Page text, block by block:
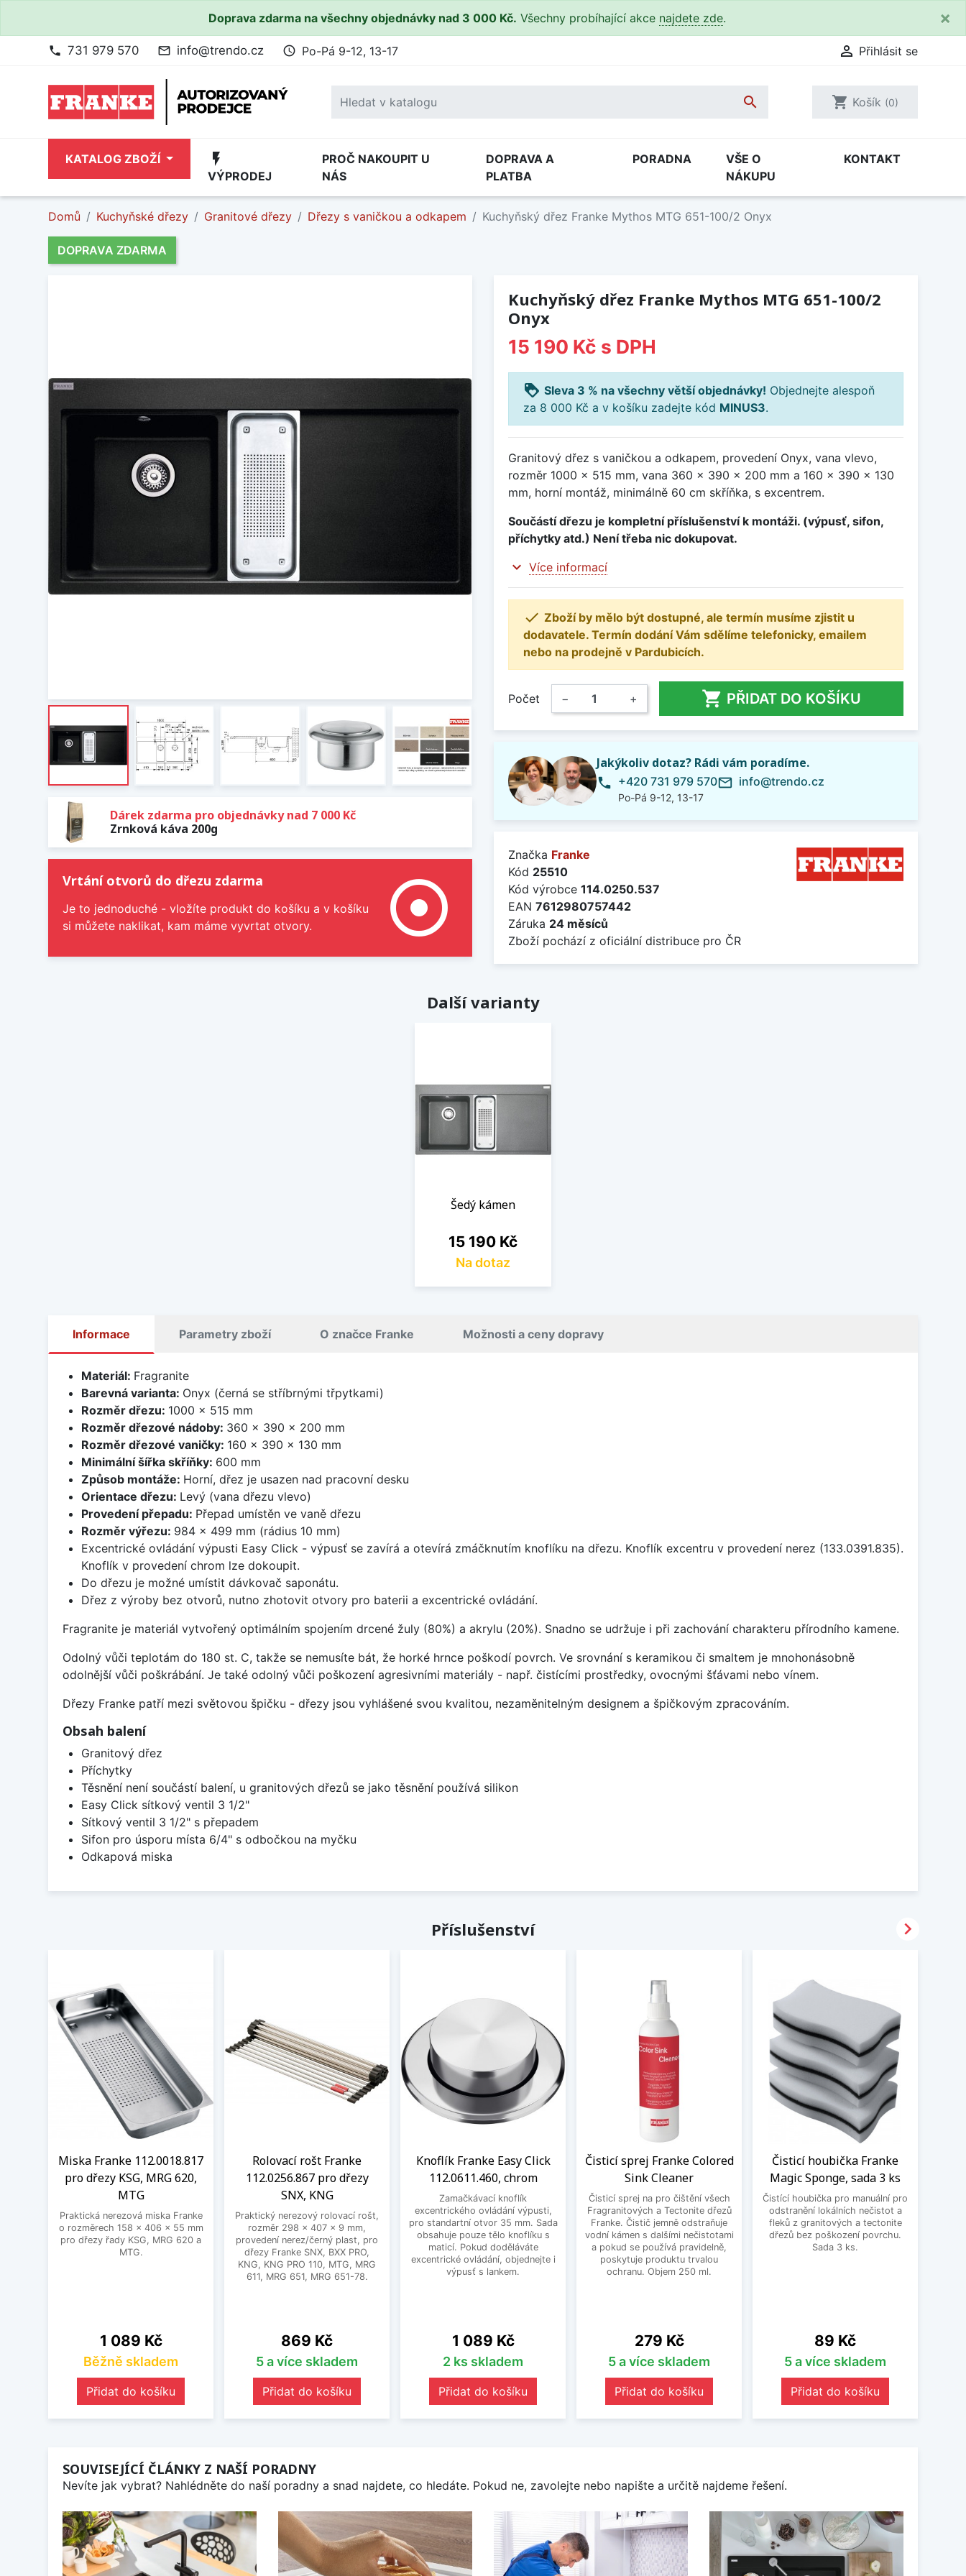
Doprava zdarma na všechny objednávky nad 3 000 Kč. Všechny probíhající akce najdete zde. ×
phone 731 979 570 mail_outline info@trendo.cz access_time Po-Pá 9-12, 13-17  Přihlásit se
 shopping_cart Košík (0)
KATALOG ZBOŽÍ flash_on
VÝPRODEJ
PROČ NAKOUPIT U
NÁS
DOPRAVA A
PLATBA
PORADNA
VŠE O
NÁKUPU
KONTAKT
Domů Kuchyňské dřezy Granitové dřezy Dřezy s vaničkou a odkapem Kuchyňský dřez Franke Mythos MTG 651-100/2 Onyx
DOPRAVA ZDARMA
Dárek zdarma pro objednávky nad 7 000 Kč
Zrnková káva 200g
Vrtání otvorů do dřezu zdarma
Je to jednoduché - vložíte produkt do košíku a v košíku
si můžete naklikat, kam máme vyvrtat otvory.
adjust
Kuchyňský dřez Franke Mythos MTG 651-100/2
Onyx
15 190 Kč s DPH
loyalty Sleva 3 % na všechny větší objednávky! Objednejte alespoň
za 8 000 Kč a v košíku zadejte kód MINUS3.
Granitový dřez s vaničkou a odkapem, provedení Onyx, vana vlevo,
rozměr 1000 x 515 mm, vana 360 x 390 x 200 mm a 160 x 390 x 130
mm, horní montáž, minimálně 60 cm skříňka, s excentrem.
Součástí dřezu je kompletní příslušenství k montáži. (výpusť, sifon,
příchytky atd.) Není třeba nic dokupovat.
expand_more Více informací
 Zboží by mělo být dostupné, ale termín musíme zjistit u
dodavatele. Termín dodání Vám sdělíme telefonicky, emailem
nebo na prodejně v Pardubicích.
Počet − +  PŘIDAT DO KOŠÍKU
Jakýkoliv dotaz? Rádi vám poradíme.
phone +420 731 979 570
Po-Pá 9-12, 13-17
mail_outline info@trendo.cz
Značka Franke
Kód 25510
Kód výrobce 114.0250.537
EAN 7612980757442
Záruka 24 měsíců
Zboží pochází z oficiální distribuce pro ČR
Další varianty
Šedý kámen
Cena
15 190 Kč
Na dotaz
Informace Parametry zboží O značce Franke Možnosti a ceny dopravy
Materiál: Fragranite
Barevná varianta: Onyx (černá se stříbrnými třpytkami)
Rozměr dřezu: 1000 x 515 mm
Rozměr dřezové nádoby: 360 x 390 x 200 mm
Rozměr dřezové vaničky: 160 x 390 x 130 mm
Minimální šířka skříňky: 600 mm
Způsob montáže: Horní, dřez je usazen nad pracovní desku
Orientace dřezu: Levý (vana dřezu vlevo)
Provedení přepadu: Přepad umístěn ve vaně dřezu
Rozměr výřezu: 984 x 499 mm (rádius 10 mm)
Excentrické ovládání výpusti Easy Click - výpusť se zavírá a otevírá zmáčknutím knoflíku na dřezu. Knoflík excentru v provedení nerez (133.0391.835).
Knoflík v provedení chrom lze dokoupit.
Do dřezu je možné umístit dávkovač saponátu.
Dřez z výroby bez otvorů, nutno zhotovit otvory pro baterii a excentrické ovládání.
Fragranite je materiál vytvořený optimálním spojením drcené žuly (80%) a akrylu (20%). Snadno se udržuje i při zachování charakteru přírodního kamene.
Odolný vůči teplotám do 180 st. C, takže se nemusíte bát, že horké hrnce poškodí povrch. Ve srovnání s keramikou či smaltem je mnohonásobně
odolnější vůči poškrábání. Je také odolný vůči poškození agresivními materiály - např. čistícími prostředky, ovocnými šťávami nebo vínem.
Dřezy Franke patří mezi světovou špičku - dřezy jsou vyhlášené svou kvalitou, nezaměnitelným designem a špičkovým zpracováním.
Obsah balení
Granitový dřez
Příchytky
Těsnění není součástí balení, u granitových dřezů se jako těsnění používá silikon
Easy Click sítkový ventil 3 1/2"
Sítkový ventil 3 1/2" s přepadem
Sifon pro úsporu místa 6/4" s odbočkou na myčku
Odkapová miska
Příslušenství
Miska Franke 112.0018.817
pro dřezy KSG, MRG 620,
MTG
Praktická nerezová miska Franke
o rozměrech 158 x 406 x 55 mm
pro dřezy řady KSG, MRG 620 a
MTG.
Cena
1 089 Kč
Běžně skladem
Přidat do košíku
Rolovací rošt Franke
112.0256.867 pro dřezy
SNX, KNG
Praktický nerezový rolovací rošt,
rozměr 298 x 407 x 9 mm,
provedení nerez/černý plast, pro
dřezy Franke SNX, BXX PRO,
KNG, KNG PRO 110, MTG, MRG
611, MRG 651, MRG 651-78.
Cena
869 Kč
5 a více skladem
Přidat do košíku
Knoflík Franke Easy Click
112.0611.460, chrom
Zamačkávací knoflík
excentrického ovládání výpusti,
pro standartní otvor 35 mm. Sada
obsahuje pouze tělo knoflíku s
maticí. Pokud doděláváte
excentrické ovládání, objednejte i
výpusť s lankem.
Cena
1 089 Kč
2 ks skladem
Přidat do košíku
Čisticí sprej Franke Colored
Sink Cleaner
Čisticí sprej na pro čištění všech
Fragranitových a Tectonite dřezů
Franke. Čistič jemně odstraňuje
vodní kámen s dalšími nečistotami
a pokud se používá pravidelně,
poskytuje produktu trvalou
ochranu. Objem 250 ml.
Cena
279 Kč
5 a více skladem
Přidat do košíku
Čisticí houbička Franke
Magic Sponge, sada 3 ks
Čistící houbička pro manuální pro
odstranění lokálních nečistot a
fleků z granitových a tectonite
dřezů bez poškození povrchu.
Sada 3 ks.
Cena
89 Kč
5 a více skladem
Přidat do košíku

SOUVISEJÍCÍ ČLÁNKY Z NAŠÍ PORADNY
Nevíte jak vybrat? Nahlédněte do naší poradny a snad najdete, co hledáte. Pokud ne, zavolejte nebo napište a určitě najdeme řešení.